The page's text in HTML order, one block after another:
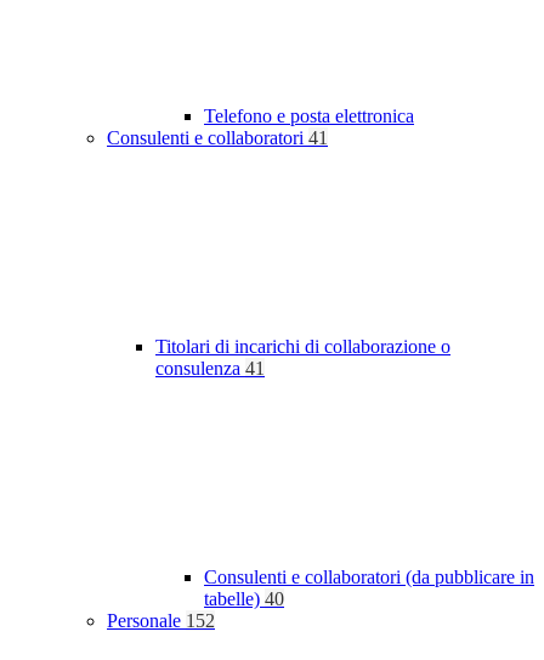
Telefono e posta elettronica
Consulenti e collaboratori 41
Titolari di incarichi di collaborazione o
consulenza 41
Consulenti e collaboratori (da pubblicare in
tabelle) 40
Personale 152